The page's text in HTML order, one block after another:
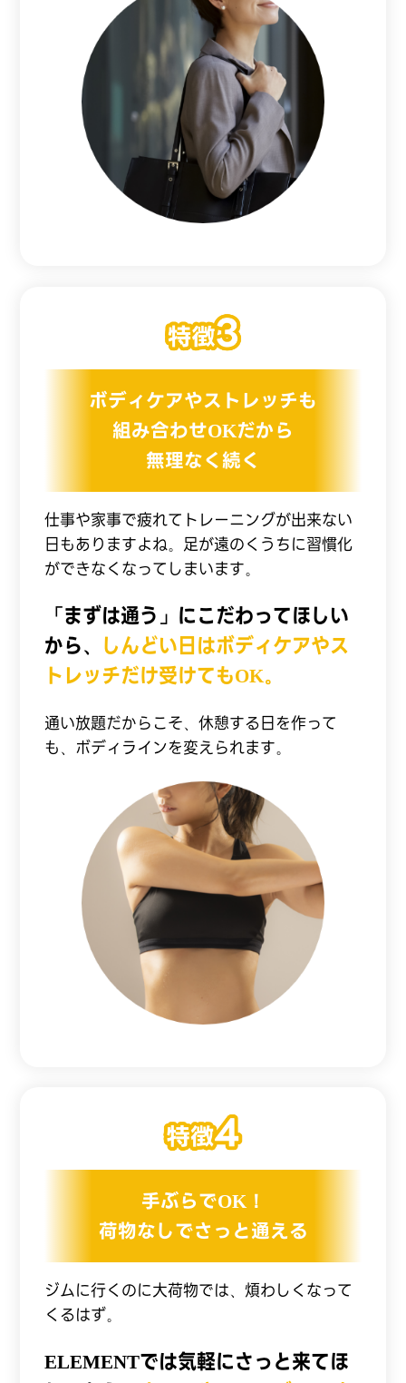
ボディケアやストレッチも
組み合わせOKだから
無理なく続く
仕事や家事で疲れてトレーニングが出来ない
日もありますよね。足が遠のくうちに習慣化
ができなくなってしまいます。
「まずは通う」にこだわってほしい
から、 しんどい日はボディケアやス
トレッチだけ受けてもOK。
通い放題だからこそ、休憩する日を作って
も、ボディラインを変えられます。
手ぶらでOK！
荷物なしでさっと通える
ジムに行くのに大荷物では、煩わしくなって
くるはず。
ELEMENTでは気軽にさっと来てほ